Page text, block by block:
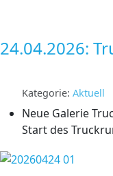
24.04.2026:
Kategorie: Aktuell
Neue Galerie
Start des